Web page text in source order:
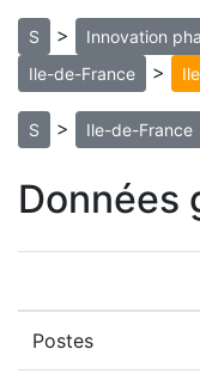
S > Innovation
Ile-de-France >
S > Ile-de-France
Données
Postes